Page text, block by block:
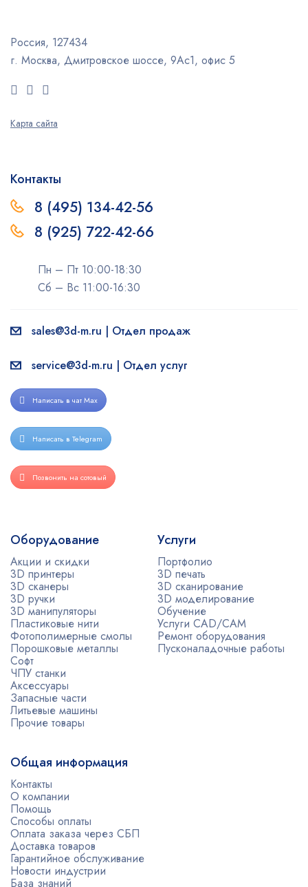
Россия, 127434
г. Москва, Дмитровское шоссе, 9Ас1, офис 5
Карта сайта
Контакты
8 (495) 134-42-56
8 (925) 722-42-66
Пн – Пт 10:00-18:30
Сб – Вс 11:00-16:30
sales@3d-m.ru | Отдел продаж
service@3d-m.ru | Отдел услуг
Написать в чат Max
Написать в Telegram
Позвонить на сотовый
Оборудование
Акции и скидки
3D принтеры
3D сканеры
3D ручки
3D манипуляторы
Пластиковые нити
Фотополимерные смолы
Порошковые металлы
Софт
ЧПУ станки
Аксессуары
Запасные части
Литьевые машины
Прочие товары
Услуги
Портфолио
3D печать
3D сканирование
3D моделирование
Обучение
Услуги CAD/CAM
Ремонт оборудования
Пусконаладочные работы
Общая информация
Контакты
О компании
Помощь
Способы оплаты
Оплата заказа через СБП
Доставка товаров
Гарантийное обслуживание
Новости индустрии
База знаний